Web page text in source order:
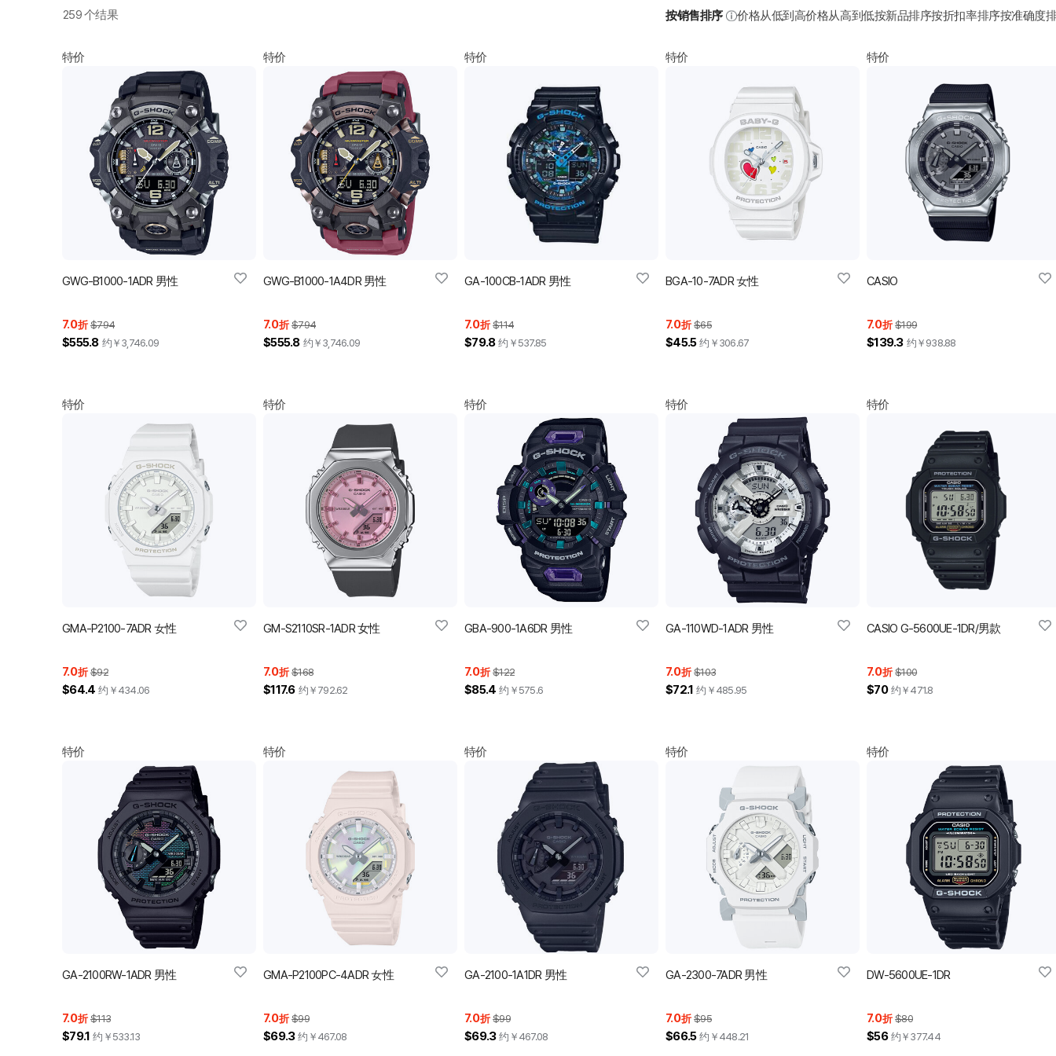
259 个结果 按销售排序 价格从低到高价格从高到低按新品排序按折扣率排序按准确度
特价
GWG-B1000-1ADR 男性
7.0折 $794
$555.8 约￥ 3,746.09
特价
GWG-B1000-1A4DR 男性
7.0折 $794
$555.8 约￥ 3,746.09
特价
GA-100CB-1ADR 男性
7.0折 $114
$79.8 约￥ 537.85
特价
BGA-10-7ADR 女性
7.0折 $65
$45.5 约￥ 306.67
特价
CASIO
7.0折 $199
$139.3 约￥ 938.88
特价
GMA-P2100-7ADR 女性
7.0折 $92
$64.4 约￥ 434.06
特价
GM-S2110SR-1ADR 女性
7.0折 $168
$117.6 约￥ 792.62
特价
GBA-900-1A6DR 男性
7.0折 $122
$85.4 约￥ 575.6
特价
GA-110WD-1ADR 男性
7.0折 $103
$72.1 约￥ 485.95
特价
CASIO G-5600UE-1DR/男款
7.0折 $100
$70 约￥ 471.8
特价
GA-2100RW-1ADR 男性
7.0折 $113
$79.1 约￥ 533.13
特价
GMA-P2100PC-4ADR 女性
7.0折 $99
$69.3 约￥ 467.08
特价
GA-2100-1A1DR 男性
7.0折 $99
$69.3 约￥ 467.08
特价
GA-2300-7ADR 男性
7.0折 $95
$66.5 约￥ 448.21
特价
DW-5600UE-1DR
7.0折 $80
$56 约￥ 377.44